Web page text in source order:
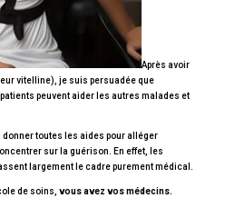
Après avoir
vitelline), je suis persuadée que
patients peuvent aider les autres malades et
donner toutes les aides pour alléger
sur la guérison. En effet, les
largement le cadre purement médical.
de soins, vous avez vos médecins.